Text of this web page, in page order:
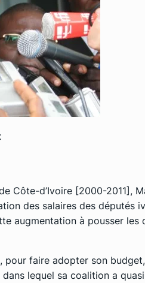
Côte-d’Ivoire [2000-2011],
des salaires des députés
augmentation à pousser les
pour faire adopter son
lequel sa coalition a